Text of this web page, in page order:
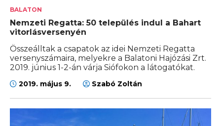
BALATON
Nemzeti Regatta: 50 település indul a Bahart
vitorlásversenyén
Összeálltak a csapatok az idei Nemzeti Regatta
versenyszámaira, melyekre a Balatoni Hajózási Zrt.
2019. június 1-2-án várja Siófokon a látogatókat.
2019. május 9. Szabó Zoltán